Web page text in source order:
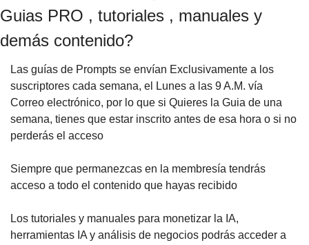
Guias PRO , tutoriales , manuales y
demás contenido?
Las guías de Prompts se envían Exclusivamente a los
suscriptores cada semana, el Lunes a las 9 A.M. vía
Correo electrónico, por lo que si Quieres la Guia de una
semana, tienes que estar inscrito antes de esa hora o si no
perderás el acceso
Siempre que permanezcas en la membresía tendrás
acceso a todo el contenido que hayas recibido
Los tutoriales y manuales para monetizar la IA,
herramientas IA y análisis de negocios podrás acceder a